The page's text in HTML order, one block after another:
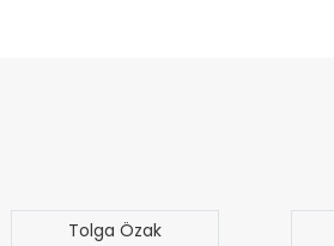
Tolga Özak